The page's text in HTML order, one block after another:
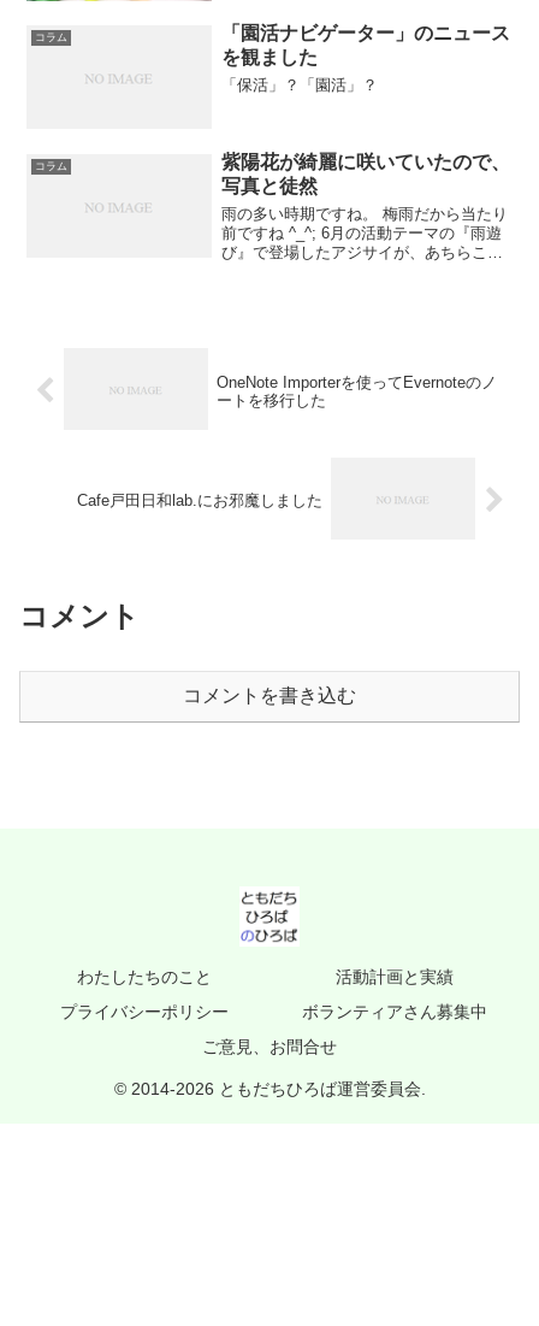
コラム
「園活ナビゲーター」のニュース
を観ました
「保活」？「園活」？
コラム
紫陽花が綺麗に咲いていたので、
写真と徒然
雨の多い時期ですね。 梅雨だから当たり
前ですね ^_^; 6月の活動テーマの『雨遊
び』で登場したアジサイが、あちらこち
OneNote Importerを使ってEvernoteのノ
ートを移行した
Cafe戸田日和lab.にお邪魔しました
コメント
コメントを書き込む
わたしたちのこと
活動計画と実績
プライバシーポリシー
ボランティアさん募集中
ご意見、お問合せ
© 2014-2026 ともだちひろば運営委員会.